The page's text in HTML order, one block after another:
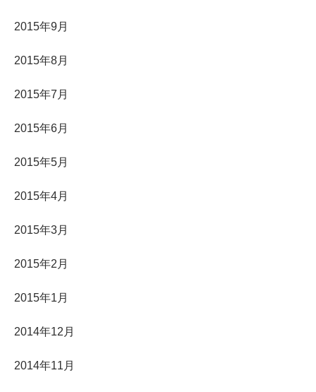
2015年9月
2015年8月
2015年7月
2015年6月
2015年5月
2015年4月
2015年3月
2015年2月
2015年1月
2014年12月
2014年11月